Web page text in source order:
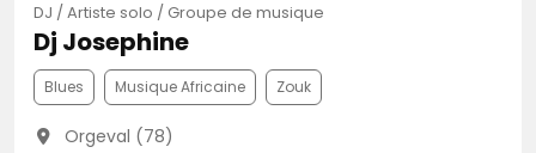
DJ / Artiste solo / Groupe de musique
Dj Josephine
Blues Musique Africaine Zouk
Orgeval (78)